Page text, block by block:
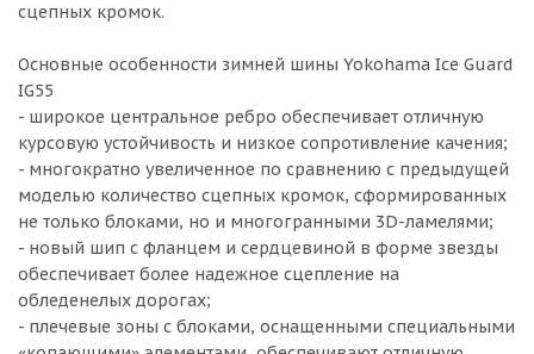
сцепных кромок.
Основные особенности зимней шины Yokohama Ice Guard
IG55
- широкое центральное ребро обеспечивает отличную
курсовую устойчивость и низкое сопротивление качения;
- многократно увеличенное по сравнению с предыдущей
моделью количество сцепных кромок, сформированных
не только блоками, но и многогранными 3D-ламелями;
- новый шип с фланцем и сердцевиной в форме звезды
обеспечивает более надежное сцепление на
обледенелых дорогах;
- плечевые зоны с блоками, оснащенными специальными